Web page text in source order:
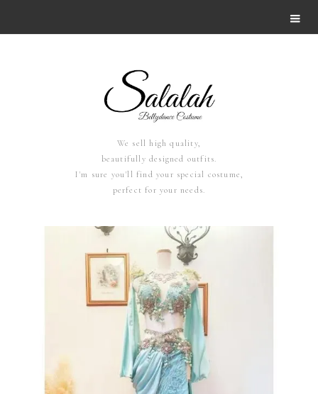
We sell high quality,
beautifully designed outfits.
I'm sure you'll find your special costume,
perfect for your needs.